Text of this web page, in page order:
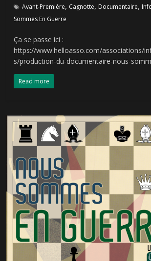
Avant-Première, Cagnotte, Documentaire,
Sommes En Guerre
Ça se passe ici :
https://www.helloasso.com/associations/
s/production-du-documentaire-nous-
Read more